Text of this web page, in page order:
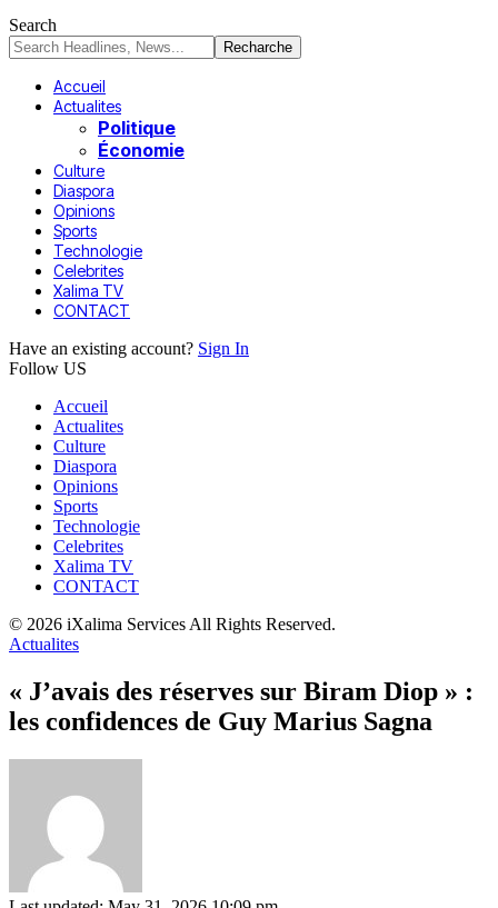
Search
Accueil
Actualites
Politique
Économie
Culture
Diaspora
Opinions
Sports
Technologie
Celebrites
Xalima TV
CONTACT
Have an existing account? Sign In
Follow US
Accueil
Actualites
Culture
Diaspora
Opinions
Sports
Technologie
Celebrites
Xalima TV
CONTACT
© 2026 iXalima Services All Rights Reserved.
Actualites
« J’avais des réserves sur Biram Diop » :
les confidences de Guy Marius Sagna